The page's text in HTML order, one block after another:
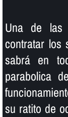
Una de las
contratar los
sabrá en
parabolica
su ratito de